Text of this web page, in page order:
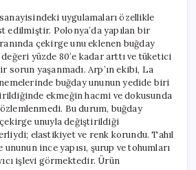
uygulamaları özellikle
edilmiştir. Polonya’da yapılan bir
çekirge unu eklenen buğday
yüzde 80’e kadar arttı ve tüketici
sorun yaşanmadı. Arp’ın ekibi, La
buğday ununun yedide biri
ekmeğin hacmi ve dokusunda
Bu durum, buğday
çekirge unuyla değiştirildiği
elastikiyet ve renk korundu. Tahıl
ince yapısı, şurup ve tohumları
işlevi görmektedir. Ürün